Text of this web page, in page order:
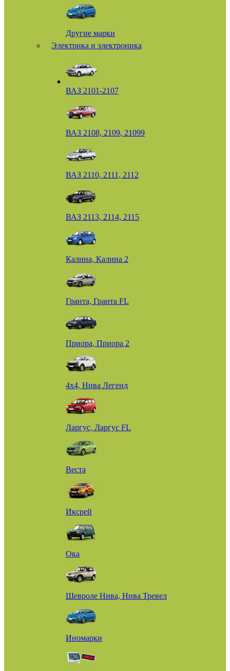
Другие марки
Электрика и электроника
ВАЗ 2101-2107
ВАЗ 2108, 2109, 21099
ВАЗ 2110, 2111, 2112
ВАЗ 2113, 2114, 2115
Калина, Калина 2
Гранта, Гранта FL
Приора, Приора 2
4х4, Нива Легенд
Ларгус, Ларгус FL
Веста
Иксрей
Ока
Шевроле Нива, Нива Тревел
Иномарки